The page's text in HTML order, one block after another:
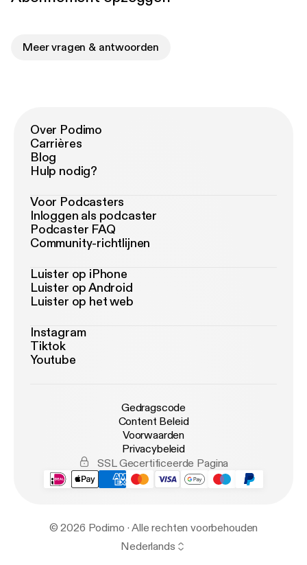
Meer vragen & antwoorden
Over Podimo
Carrières
Blog
Hulp nodig?
Voor Podcasters
Inloggen als podcaster
Podcaster FAQ
Community-richtlijnen
Luister op iPhone
Luister op Android
Luister op het web
Instagram
Tiktok
Youtube
Gedragscode
Content Beleid
Voorwaarden
Privacybeleid
SSL Gecertificeerde Pagina
© 2026 Podimo · Alle rechten voorbehouden
Nederlands